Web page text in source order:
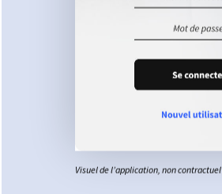
Visuel de l’application, non contractuel